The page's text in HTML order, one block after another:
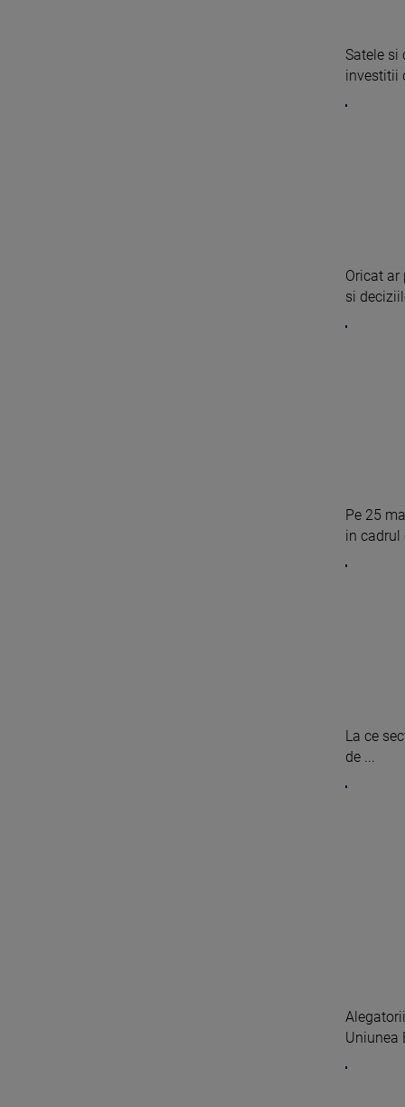
Satele
investitii
Oricat ar
si
Pe 25
in cadrul
La ce
de ...
Uniunea